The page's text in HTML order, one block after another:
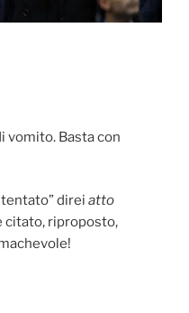
vomito. Basta con
direi atto
citato, riproposto,